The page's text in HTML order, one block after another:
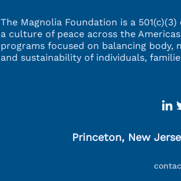
The Magnolia Foundation is a
a culture of peace across the
programs focused on balancing body,
and sustainability of individuals,
Princeton, New